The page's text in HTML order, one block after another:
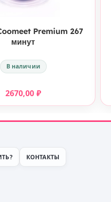
КУПИТЬ
Premium 267
минут
В наличии
2670,00 ₽
КОНТАКТЫ